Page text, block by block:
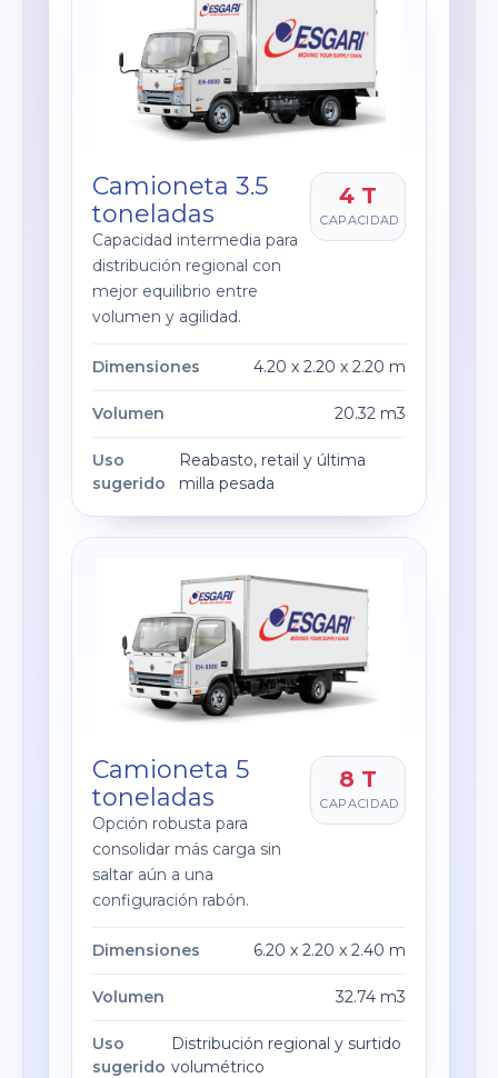
Camioneta 3.5
toneladas
Capacidad intermedia para
distribución regional con
mejor equilibrio entre
volumen y agilidad.
4 T
CAPACIDAD
Dimensiones 4.20 x 2.20 x 2.20 m
Volumen 20.32 m3
Uso
sugerido
Reabasto, retail y última
milla pesada
Camioneta 5
toneladas
Opción robusta para
consolidar más carga sin
saltar aún a una
configuración rabón.
8 T
CAPACIDAD
Dimensiones 6.20 x 2.20 x 2.40 m
Volumen 32.74 m3
Uso
sugerido
Distribución regional y surtido
volumétrico